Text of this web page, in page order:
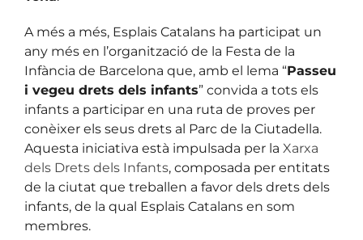
A més a més, Esplais Catalans ha participat un
any més en l’organització de la Festa de la
Infància de Barcelona que, amb el lema “Passeu
i vegeu drets dels infants” convida a tots els
infants a participar en una ruta de proves per
conèixer els seus drets al Parc de la Ciutadella.
Aquesta iniciativa està impulsada per la Xarxa
dels Drets dels Infants, composada per entitats
de la ciutat que treballen a favor dels drets dels
infants, de la qual Esplais Catalans en som
membres.